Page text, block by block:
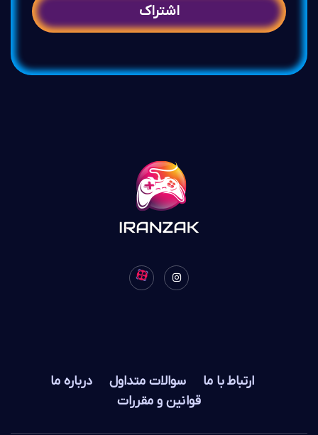
اشتراک
درباره ما سوالات متداول
ارتباط با ما
قوانین و مقررات